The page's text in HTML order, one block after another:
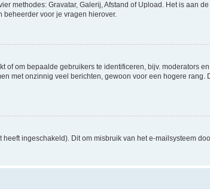
methodes: Gravatar, Galerij, Afstand of Upload. Het is aan
beheerder voor je vragen hierover.
om bepaalde gebruikers te identificeren, bijv. moderators
met onzinnig veel berichten, gewoon voor een hogere rang.
ingeschakeld). Dit om misbruik van het e-mailsysteem